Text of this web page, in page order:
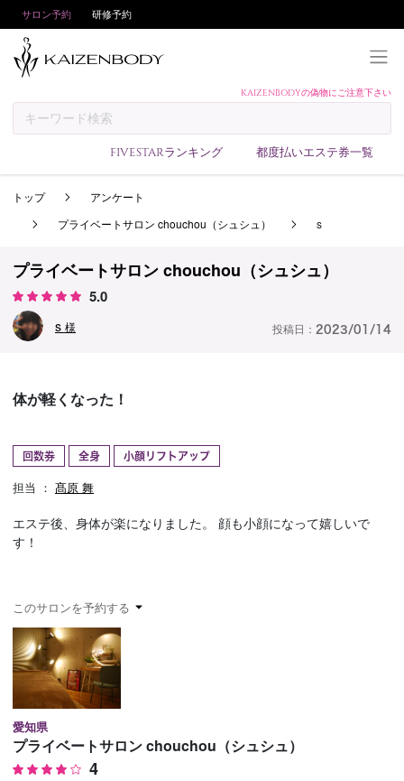
サロン予約 研修予約
KAIZENBODYの偽物にご注意下さい
FIVESTARランキング 都度払いエステ券一覧
予約方法
技術者ランキング
アンケート
トップ
アンケート
プライベートサロン chouchou（シュシュ）
s
プライベートサロン chouchou（シュシュ）
5.0
s 様 投稿日： 2023/01/14
体が軽くなった！
回数券 全身 小顔リフトアップ
担当 ： 髙原 舞
エステ後、身体が楽になりました。 顔も小顔になって嬉しいで
す！
このサロンを予約する
愛知県
プライベートサロン chouchou（シュシュ）
4